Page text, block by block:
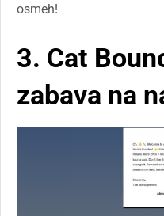
osmeh!
3. Cat
zabava na